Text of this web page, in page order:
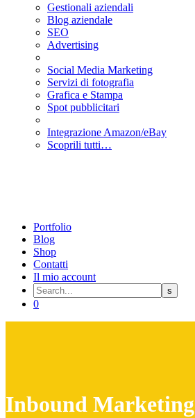
Gestionali aziendali
Blog aziendale
SEO
Advertising
Social Media Marketing
Servizi di fotografia
Grafica e Stampa
Spot pubblicitari
Integrazione Amazon/eBay
Scoprili tutti…
Portfolio
Blog
Shop
Contatti
Il mio account
0
Inbound Marketing